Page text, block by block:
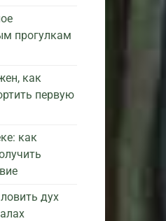
прогулкам
как
первую
как
дух